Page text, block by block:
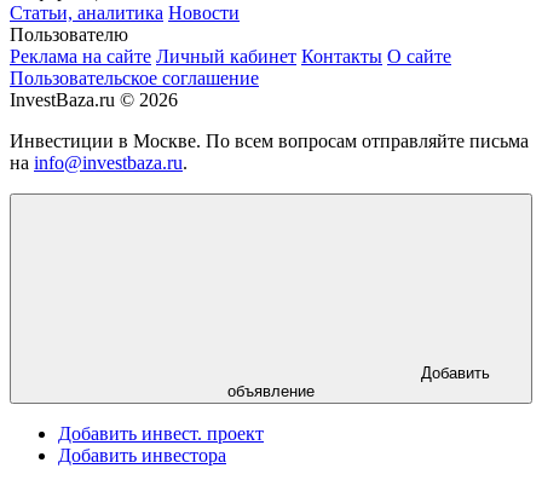
Статьи, аналитика Новости
Пользователю
Реклама на сайте Личный кабинет Контакты О сайте
Пользовательское соглашение
InvestBaza.ru © 2026
Инвестиции в Москве. По всем вопросам отправляйте письма
на info@investbaza.ru.
Добавить
объявление
Добавить инвест. проект
Добавить инвестора